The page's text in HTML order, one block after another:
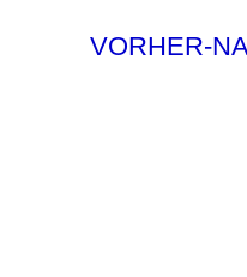
VORHER-